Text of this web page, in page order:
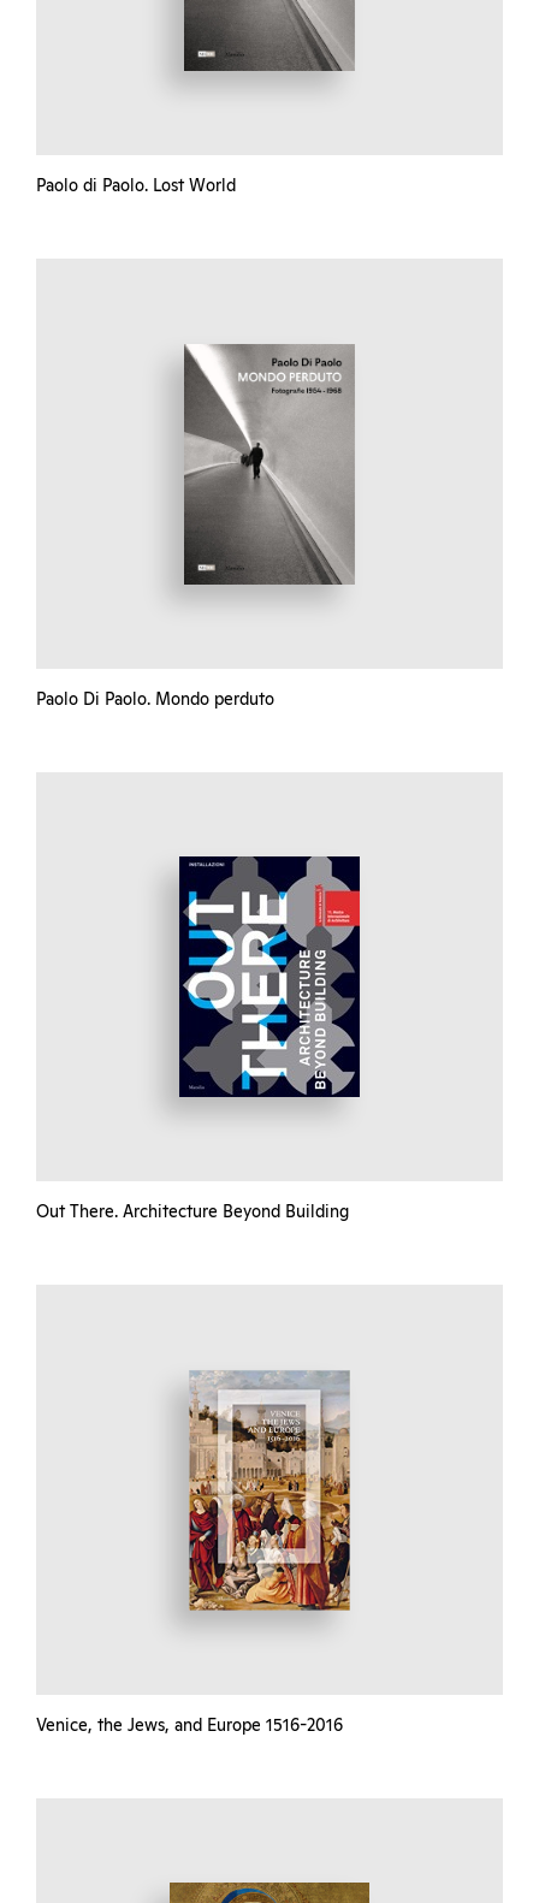
Paolo di Paolo. Lost World
Paolo Di Paolo. Mondo perduto
Out There. Architecture Beyond Building
Venice, the Jews, and Europe 1516-2016